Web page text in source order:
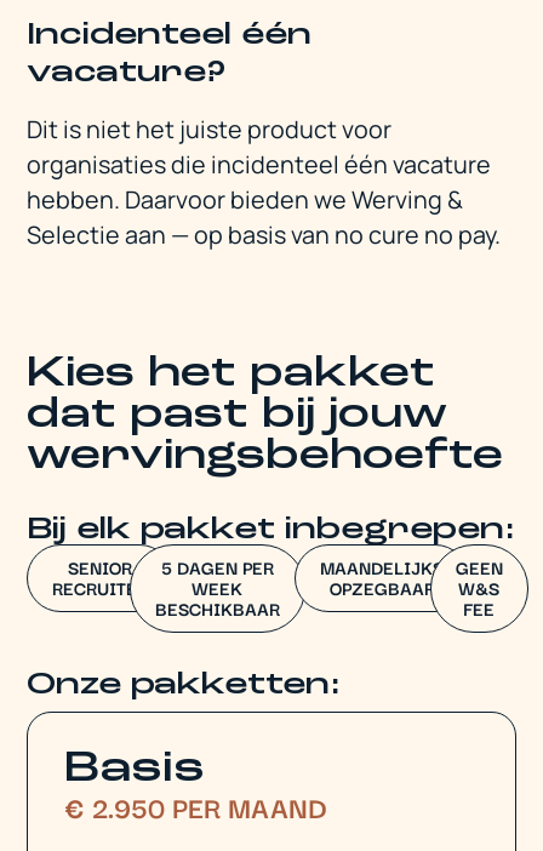
Incidenteel één
vacature?
Dit is niet het juiste product voor
organisaties die incidenteel één vacature
hebben. Daarvoor bieden we Werving &
Selectie aan — op basis van no cure no pay.
Kies het pakket
dat past bij jouw
wervingsbehoefte
Bij elk pakket inbegrepen:
SENIOR
RECRUITER
5 DAGEN PER
WEEK
BESCHIKBAAR
MAANDELIJKS
OPZEGBAAR
GEEN
W&S
FEE
Onze pakketten:
Basis
€ 2.950 PER MAAND